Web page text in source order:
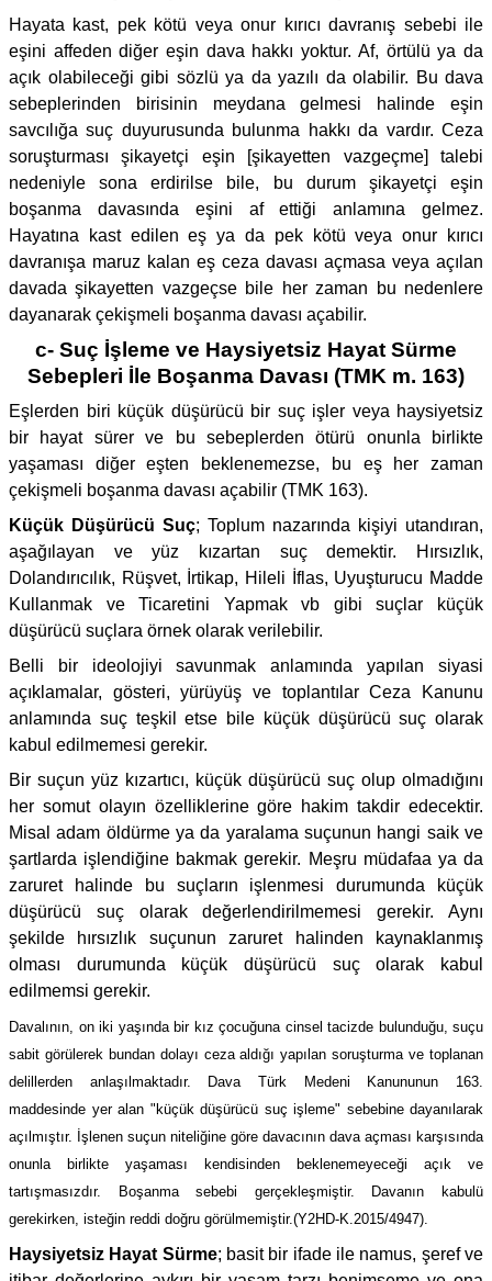
Hayata kast, pek kötü veya onur kırıcı davranış sebebi ile
eşini affeden diğer eşin dava hakkı yoktur. Af, örtülü ya da
açık olabileceği gibi sözlü ya da yazılı da olabilir. Bu dava
sebeplerinden birisinin meydana gelmesi halinde eşin
savcılığa suç duyurusunda bulunma hakkı da vardır. Ceza
soruşturması şikayetçi eşin [şikayetten vazgeçme] talebi
nedeniyle sona erdirilse bile, bu durum şikayetçi eşin
boşanma davasında eşini af ettiği anlamına gelmez.
Hayatına kast edilen eş ya da pek kötü veya onur kırıcı
davranışa maruz kalan eş ceza davası açmasa veya açılan
davada şikayetten vazgeçse bile her zaman bu nedenlere
dayanarak çekişmeli boşanma davası açabilir.
c- Suç İşleme ve Haysiyetsiz Hayat Sürme
Sebepleri İle Boşanma Davası (TMK m. 163)
Eşlerden biri küçük düşürücü bir suç işler veya haysiyetsiz
bir hayat sürer ve bu sebeplerden ötürü onunla birlikte
yaşaması diğer eşten beklenemezse, bu eş her zaman
çekişmeli boşanma davası açabilir (TMK 163).
Küçük Düşürücü Suç; Toplum nazarında kişiyi utandıran,
aşağılayan ve yüz kızartan suç demektir. Hırsızlık,
Dolandırıcılık, Rüşvet, İrtikap, Hileli İflas, Uyuşturucu Madde
Kullanmak ve Ticaretini Yapmak vb gibi suçlar küçük
düşürücü suçlara örnek olarak verilebilir.
Belli bir ideolojiyi savunmak anlamında yapılan siyasi
açıklamalar, gösteri, yürüyüş ve toplantılar Ceza Kanunu
anlamında suç teşkil etse bile küçük düşürücü suç olarak
kabul edilmemesi gerekir.
Bir suçun yüz kızartıcı, küçük düşürücü suç olup olmadığını
her somut olayın özelliklerine göre hakim takdir edecektir.
Misal adam öldürme ya da yaralama suçunun hangi saik ve
şartlarda işlendiğine bakmak gerekir. Meşru müdafaa ya da
zaruret halinde bu suçların işlenmesi durumunda küçük
düşürücü suç olarak değerlendirilmemesi gerekir. Aynı
şekilde hırsızlık suçunun zaruret halinden kaynaklanmış
olması durumunda küçük düşürücü suç olarak kabul
edilmemsi gerekir.
Davalının, on iki yaşında bir kız çocuğuna cinsel tacizde bulunduğu, suçu
sabit görülerek bundan dolayı ceza aldığı yapılan soruşturma ve toplanan
delillerden anlaşılmaktadır. Dava Türk Medeni Kanununun 163.
maddesinde yer alan "küçük düşürücü suç işleme" sebebine dayanılarak
açılmıştır. İşlenen suçun niteliğine göre davacının dava açması karşısında
onunla birlikte yaşaması kendisinden beklenemeyeceği açık ve
tartışmasızdır. Boşanma sebebi gerçekleşmiştir. Davanın kabulü
gerekirken, isteğin reddi doğru görülmemiştir.(Y2HD-K.2015/4947).
Haysiyetsiz Hayat Sürme; basit bir ifade ile namus, şeref ve